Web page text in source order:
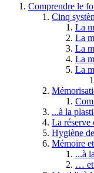
Comprendre le
Cinq
La
La
La
La
La
...à la
La réserve
Hygiène
Mémoire
...à
… et